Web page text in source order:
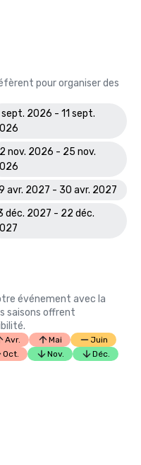
pour organiser des
2026 - 11 sept.
nov. 2026 - 25 nov.
avr. 2027 - 30 avr. 2027
déc. 2027 - 22 déc.
événement avec la
saisons offrent
Avr. Mai
Juin
Oct. Nov. Déc.